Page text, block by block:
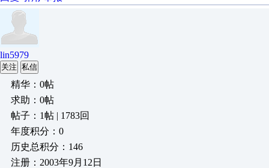
lin5979
关注 私信
精华：0帖
求助：0帖
帖子：1帖 | 1783回
年度积分：0
历史总积分：146
注册：2003年9月12日